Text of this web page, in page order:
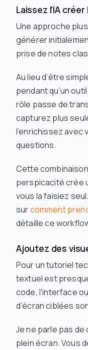
Laissez l’IA
Une approche
générer
prise de notes
Au lieu d’être
pendant qu’un
rôle passe de
capturez plus
l’enrichissez
questions.
Cette
perspicacité crée
vous la faisiez
surcomment
détaille ce
Ajoutez des
Pour un tutoriel
textuel est
code, l'interface
d’écran ciblées
Je ne parle pas
plein écran. Vous